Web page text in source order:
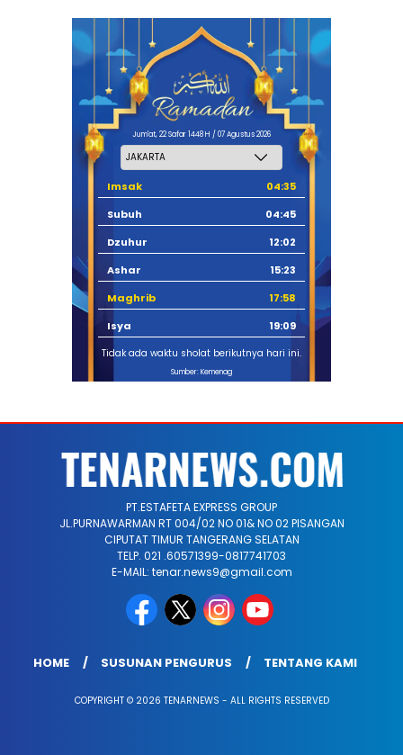
Jum'at, 22 Safar 1448 H / 07 Agustus 2026
Imsak
04:35
Subuh
04:45
Dzuhur
12:02
Ashar
15:23
Maghrib
17:58
Isya
19:09
Tidak ada waktu sholat berikutnya hari ini.
Sumber: Kemenag
PT.ESTAFETA EXPRESS GROUP
JL.PURNAWARMAN RT 004/02 NO 01& NO 02 PISANGAN
CIPUTAT TIMUR TANGERANG SELATAN
TELP. 021 .60571399-0817741703
E-MAIL: tenar.news9@gmail.com
HOME SUSUNAN PENGURUS TENTANG KAMI
COPYRIGHT © 2026 TENARNEWS - ALL RIGHTS RESERVED